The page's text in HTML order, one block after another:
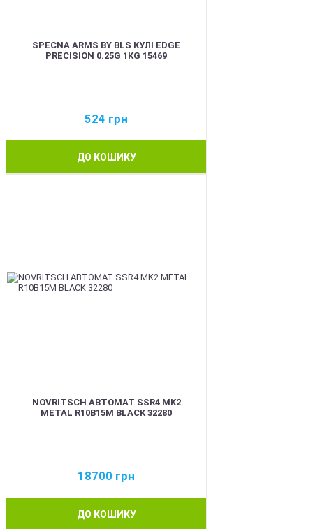
SPECNA ARMS BY BLS КУЛІ EDGE
PRECISION 0.25G 1KG 15469
524 грн
ДО КОШИКУ
NOVRITSCH АВТОМАТ SSR4 MK2
METAL R10B15M BLACK 32280
18700 грн
ДО КОШИКУ